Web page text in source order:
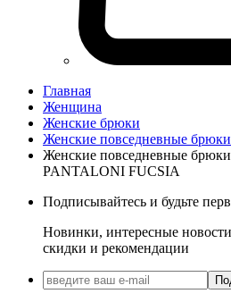
Главная
Женщина
Женские брюки
Женские повседневные брюки
Женские повседневные
PANTALONI FUCSIA
Подписывайтесь и будьте
Новинки, интересные
скидки и рекомендации